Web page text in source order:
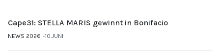
Cape31: STELLA MARIS gewinnt in Bonifacio
NEWS 2026 10.JUNI